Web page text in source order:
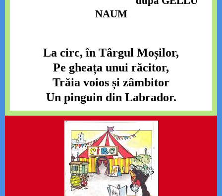
NAUM
La circ, în Târgul Moșilor,
Pe gheața unui răcitor,
Trăia voios și zâmbitor
Un pinguin din Labrador.